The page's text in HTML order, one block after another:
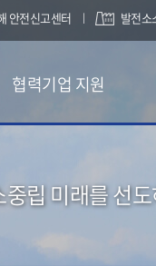
안전신고센터 발전소
협력기업 지원
중립 미래를 선